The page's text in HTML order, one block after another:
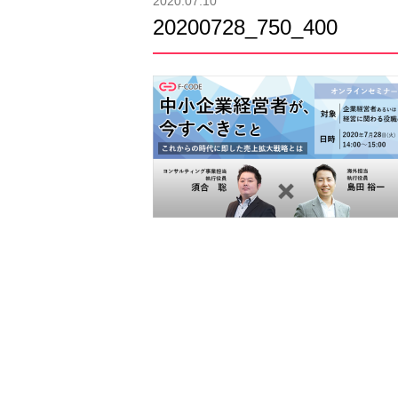
20200728_750_400